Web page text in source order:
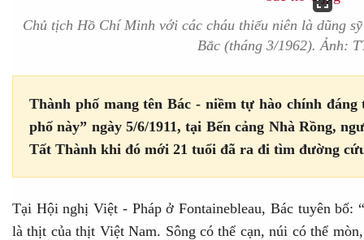
Chủ tịch Hồ Chí Minh với các cháu thiếu niên là dũng
Bắc (tháng 3/1962). Ảnh:
Thành phố mang tên Bác - niềm tự hào chính
phố này” ngày 5/6/1911, tại Bến cảng Nhà Rồng,
Tất Thành khi đó mới 21 tuổi đã ra đi tìm đường
Tại Hội nghị Việt - Pháp ở Fontainebleau, Bác tuyên bố:
là thịt của thịt Việt Nam. Sông có thể cạn, núi có thể